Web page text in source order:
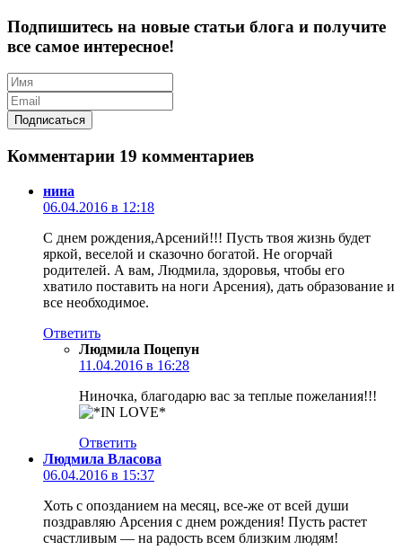
Подпишитесь на новые статьи блога и получите
все самое интересное!
Комментарии 19 комментариев
нина
06.04.2016 в 12:18
С днем рождения,Арсений!!! Пусть твоя жизнь будет
яркой, веселой и сказочно богатой. Не огорчай
родителей. А вам, Людмила, здоровья, чтобы его
хватило поставить на ноги Арсения), дать образование и
все необходимое.
Ответить
Людмила Поцепун
11.04.2016 в 16:28
Ниночка, благодарю вас за теплые пожелания!!!
Ответить
Людмила Власова
06.04.2016 в 15:37
Хоть с опозданием на месяц, все-же от всей души
поздравляю Арсения с днем рождения! Пусть растет
счастливым — на радость всем близким людям!